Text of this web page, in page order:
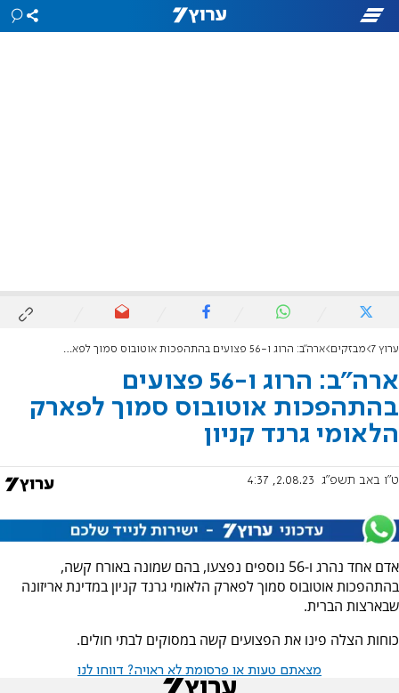
ערוץ 7 מבזקים ארה"ב: הרוג ו-56 פצועים בהתהפכות אוטובוס סמוך לפארק הלאומי גרנד קניון
ארה"ב: הרוג ו-56 פצועים
בהתהפכות אוטובוס סמוך לפארק
הלאומי גרנד קניון
ט"ו באב תשפ"ג 2.08.23, 4:37
אדם אחד נהרג ו-56 נוספים נפצעו, בהם שמונה באורח קשה,
בהתהפכות אוטובוס סמוך לפארק הלאומי גרנד קניון במדינת אריזונה
שבארצות הברית.
כוחות הצלה פינו את הפצועים קשה במסוקים לבתי חולים.
מצאתם טעות או פרסומת לא ראויה? דווחו לנו